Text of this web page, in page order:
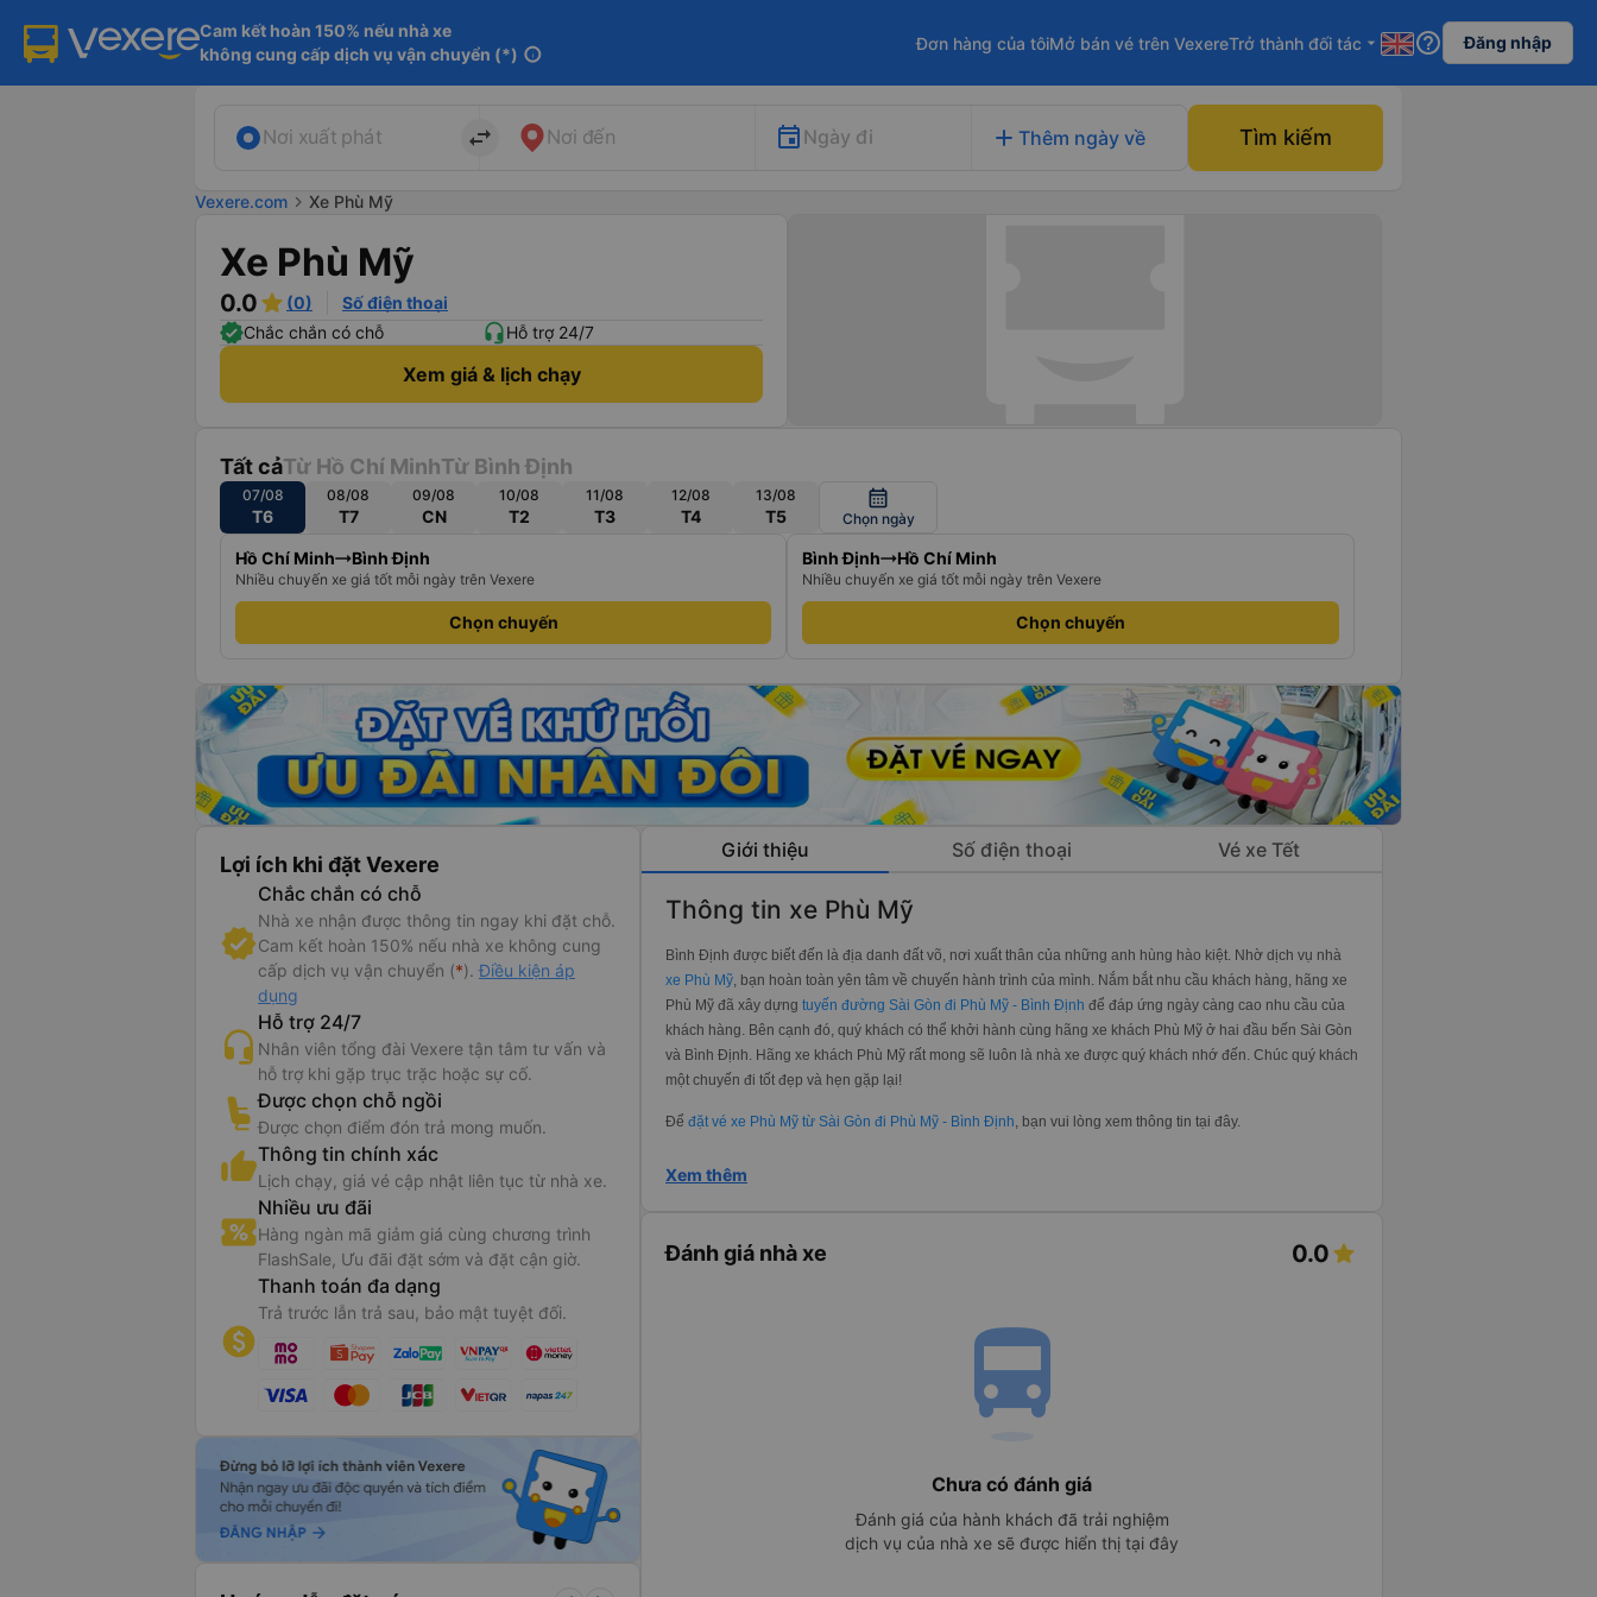
Cam kết hoàn 150% nếu nhà xe
không cung cấp dịch vụ vận chuyển (*) info
Đơn hàng của tôiMở bán vé trên VexereTrở thành đối tác arrow_drop_down help_outline Đăng nhập
Nơi xuất phát import_export Nơi đến Ngày đi add Thêm ngày về Tìm kiếm
Vexere.com chevron_right Xe Phù Mỹ
Xe Phù Mỹ
0.0 (0)
Số điện thoại
Chắc chắn có chỗ
Hỗ trợ 24/7
Xem giá & lịch chạy
Tất cảTừ Hồ Chí MinhTừ Bình Định
07/08
T6
08/08
T7
09/08
CN
10/08
T2
11/08
T3
12/08
T4
13/08
T5
calendar_month
Chọn ngày
Hồ Chí Minh Bình Định
Nhiều chuyến xe giá tốt mỗi ngày trên Vexere
Chọn chuyến
Bình Định Hồ Chí Minh
Nhiều chuyến xe giá tốt mỗi ngày trên Vexere
Chọn chuyến
Lợi ích khi đặt Vexere
Chắc chắn có chỗ
Nhà xe nhận được thông tin ngay khi đặt chỗ.
Cam kết hoàn 150% nếu nhà xe không cung
cấp dịch vụ vận chuyển (*). Điều kiện áp
dụng
Hỗ trợ 24/7
Nhân viên tổng đài Vexere tận tâm tư vấn và
hỗ trợ khi gặp trục trặc hoặc sự cố.
Được chọn chỗ ngồi
Được chọn điểm đón trả mong muốn.
Thông tin chính xác
Lịch chạy, giá vé cập nhật liên tục từ nhà xe.
Nhiều ưu đãi
Hàng ngàn mã giảm giá cùng chương trình
FlashSale, Ưu đãi đặt sớm và đặt cận giờ.
Thanh toán đa dạng
Trả trước lẫn trả sau, bảo mật tuyệt đối.
Giới thiệu Số điện thoại Vé xe Tết
Thông tin xe Phù Mỹ
Bình Định được biết đến là địa danh đất võ, nơi xuất thân của những anh hùng hào kiệt. Nhờ dịch vụ nhà
xe Phù Mỹ , bạn hoàn toàn yên tâm về chuyến hành trình của mình. Nắm bắt nhu cầu khách hàng, hãng xe
Phù Mỹ đã xây dựng tuyến đường Sài Gòn đi Phù Mỹ - Bình Định để đáp ứng ngày càng cao nhu cầu của
khách hàng. Bên cạnh đó, quý khách có thể khởi hành cùng hãng xe khách Phù Mỹ ở hai đầu bến Sài Gòn
và Bình Định. Hãng xe khách Phù Mỹ rất mong sẽ luôn là nhà xe được quý khách nhớ đến. Chúc quý khách
một chuyến đi tốt đẹp và hẹn gặp lại!
Để đặt vé xe Phù Mỹ từ Sài Gòn đi Phù Mỹ - Bình Định , bạn vui lòng xem thông tin tại đây.
Xem thêm
Đánh giá nhà xe 0.0
directions_bus
Chưa có đánh giá
Đánh giá của hành khách đã trải nghiệm
dịch vụ của nhà xe sẽ được hiển thị tại đây